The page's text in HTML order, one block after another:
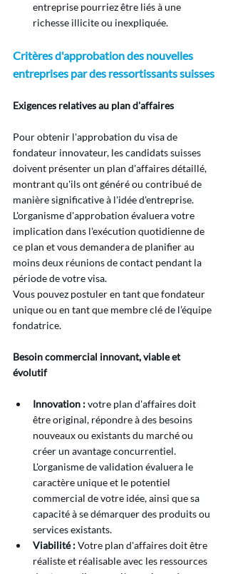
entreprise pourriez être liés à une
richesse illicite ou inexpliquée.
Critères d'approbation des nouvelles
entreprises par des ressortissants suisses
Exigences relatives au plan d'affaires
Pour obtenir l'approbation du visa de
fondateur innovateur, les candidats suisses
doivent présenter un plan d'affaires détaillé,
montrant qu'ils ont généré ou contribué de
manière significative à l'idée d'entreprise.
L'organisme d'approbation évaluera votre
implication dans l'exécution quotidienne de
ce plan et vous demandera de planifier au
moins deux réunions de contact pendant la
période de votre visa.
Vous pouvez postuler en tant que fondateur
unique ou en tant que membre clé de l’équipe
fondatrice.
Besoin commercial innovant, viable et
évolutif
Innovation : votre plan d'affaires doit
être original, répondre à des besoins
nouveaux ou existants du marché ou
créer un avantage concurrentiel.
L'organisme de validation évaluera le
caractère unique et le potentiel
commercial de votre idée, ainsi que sa
capacité à se démarquer des produits ou
services existants.
Viabilité : Votre plan d'affaires doit être
réaliste et réalisable avec les ressources